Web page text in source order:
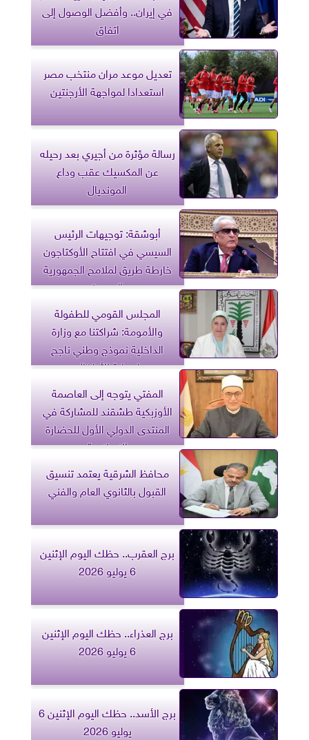
في إيران.. وأفضل الوصول إلى
اتفاق
تعديل موعد مران منتخب مصر
استعدادا لمواجهة الأرجنتين
رسالة مؤثرة من أجيري بعد رحيله
عن المكسيك عقب وداع
المونديال
أبوشقة: توجيهات الرئيس
السيسي في افتتاح الأوكتاجون
خارطة طريق لملامح الجمهورية
الجديدة
المجلس القومي للطفولة
والأمومة: شراكتنا مع وزارة
الداخلية نموذج وطني ناجح
لحماية الأطفال
المفتي يتوجه إلى العاصمة
الأوزبكية طشقند للمشاركة في
المنتدى الدولي الأول للحضارة
الإسلامية
محافظ الشرقية يعتمد تنسيق
القبول بالثانوي العام والفني
برج العقرب.. حظك اليوم الإثنين
6 يوليو 2026
برج العذراء.. حظك اليوم الإثنين
6 يوليو 2026
برج الأسد.. حظك اليوم الإثنين 6
يوليو 2026